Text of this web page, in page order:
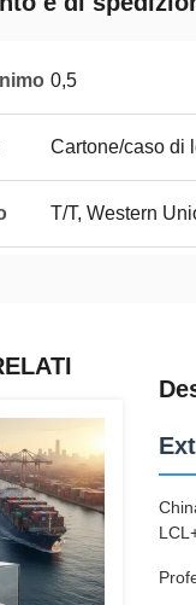
0,5
Cartone/caso di
T/T, Western